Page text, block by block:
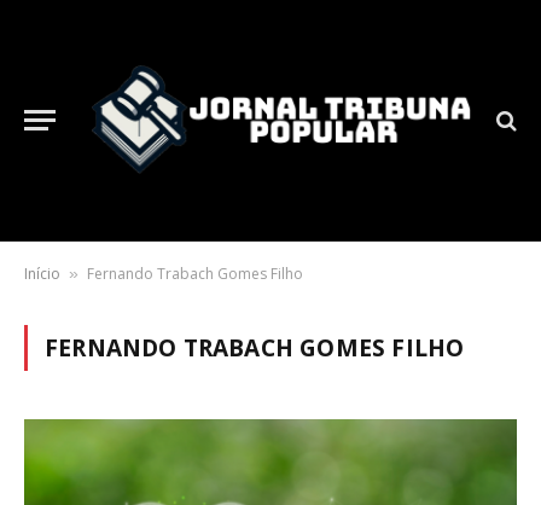
Início » Fernando Trabach Gomes Filho
FERNANDO TRABACH GOMES FILHO